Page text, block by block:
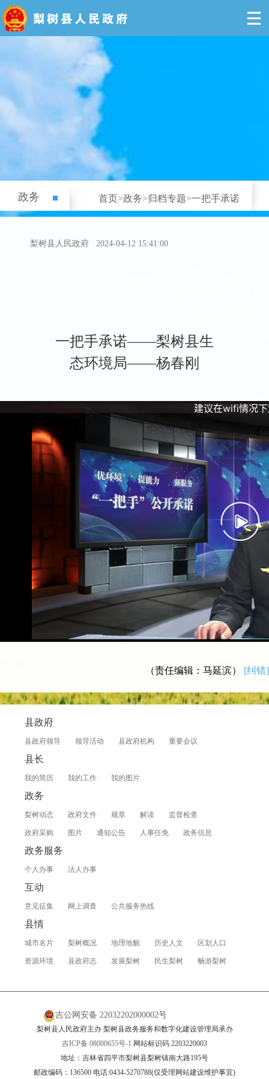
政务 首页>政务>归档专题>一把手承诺
梨树县人民政府 2024-04-12 15:41:00
一把手承诺——梨树县生
态环境局——杨春刚
（责任编辑：马延滨） [纠错]
县政府
县政府领导 领导活动 县政府机构 重要会议
县长
我的简历 我的工作 我的图片
政务
梨树动态 政府文件 规章 解读 监督检查
政府采购 图片 通知公告 人事任免 政务信息
政务服务
个人办事 法人办事
互动
意见征集 网上调查 公共服务热线
县情
城市名片 梨树概况 地理地貌 历史人文 区划人口
资源环境 县政府志 发展梨树 民生梨树 畅游梨树
吉公网安备 22032202000002号
梨树县人民政府主办 梨树县政务服务和数字化建设管理局承办
吉ICP备 08000655号-1 网站标识码 2203220003
地址：吉林省四平市梨树县梨树镇南大路195号
邮政编码：136500 电话:0434-5270788(仅受理网站建设维护事宜)